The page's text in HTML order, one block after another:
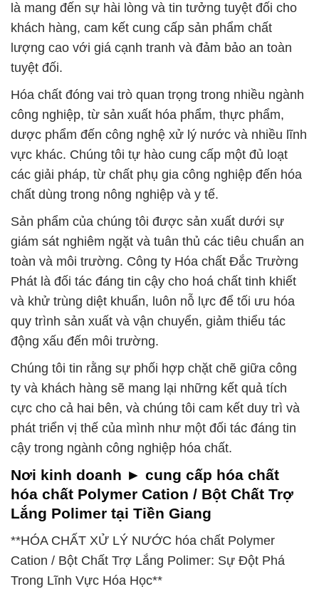
là mang đến sự hài lòng và tin tưởng tuyệt đối cho
khách hàng, cam kết cung cấp sản phẩm chất
lượng cao với giá cạnh tranh và đảm bảo an toàn
tuyệt đối.
Hóa chất đóng vai trò quan trọng trong nhiều ngành
công nghiệp, từ sản xuất hóa phẩm, thực phẩm,
dược phẩm đến công nghệ xử lý nước và nhiều lĩnh
vực khác. Chúng tôi tự hào cung cấp một đủ loạt
các giải pháp, từ chất phụ gia công nghiệp đến hóa
chất dùng trong nông nghiệp và y tế.
Sản phẩm của chúng tôi được sản xuất dưới sự
giám sát nghiêm ngặt và tuân thủ các tiêu chuẩn an
toàn và môi trường. Công ty Hóa chất Đắc Trường
Phát là đối tác đáng tin cậy cho hoá chất tinh khiết
và khử trùng diệt khuẩn, luôn nỗ lực để tối ưu hóa
quy trình sản xuất và vận chuyển, giảm thiểu tác
động xấu đến môi trường.
Chúng tôi tin rằng sự phối hợp chặt chẽ giữa công
ty và khách hàng sẽ mang lại những kết quả tích
cực cho cả hai bên, và chúng tôi cam kết duy trì và
phát triển vị thế của mình như một đối tác đáng tin
cậy trong ngành công nghiệp hóa chất.
Nơi kinh doanh ► cung cấp hóa chất
hóa chất Polymer Cation / Bột Chất Trợ
Lắng Polimer tại Tiền Giang
**HÓA CHẤT XỬ LÝ NƯỚC hóa chất Polymer
Cation / Bột Chất Trợ Lắng Polimer: Sự Đột Phá
Trong Lĩnh Vực Hóa Học**